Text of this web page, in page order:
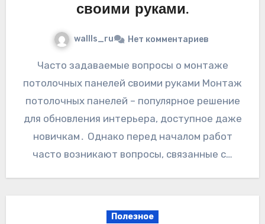
своими руками.
wallls_ru Нет комментариев
Часто задаваемые вопросы о монтаже
потолочных панелей своими руками Монтаж
потолочных панелей – популярное решение
для обновления интерьера, доступное даже
новичкам․ Однако перед началом работ
часто возникают вопросы, связанные с…
Полезное